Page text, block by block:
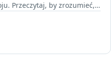
Przeczytaj, by zrozumieć,